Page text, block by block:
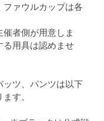
ァウルカップは各
者側が用意しま
る用具は認めませ
ツ、パンツは以下
す。